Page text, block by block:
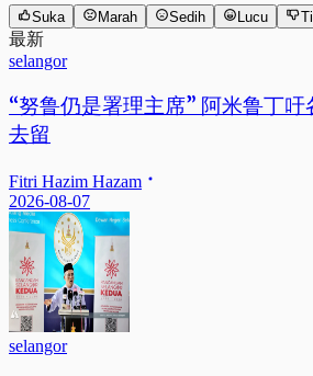
Suka Marah Sedih Lucu
最新
selangor
“努鲁仍是署理主席” 阿米鲁丁
去留
Fitri Hazim Hazam
2026-08-07
selangor